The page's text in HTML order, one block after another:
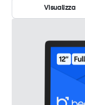
Visualizza